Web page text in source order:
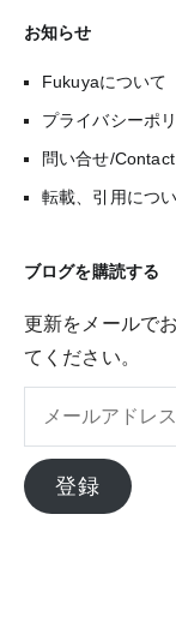
お知らせ
Fukuyaについて
プライバシーポ
問い合せ/Contact
転載、引用につ
ブログを購読する
更新をメールで
てください。
ル
ア
登録